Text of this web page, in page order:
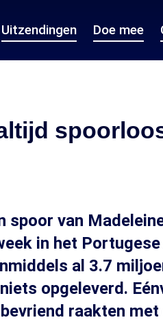
Uitzendingen Doe mee
spoor van
in het
al 3.7
opgeleverd.
raakten